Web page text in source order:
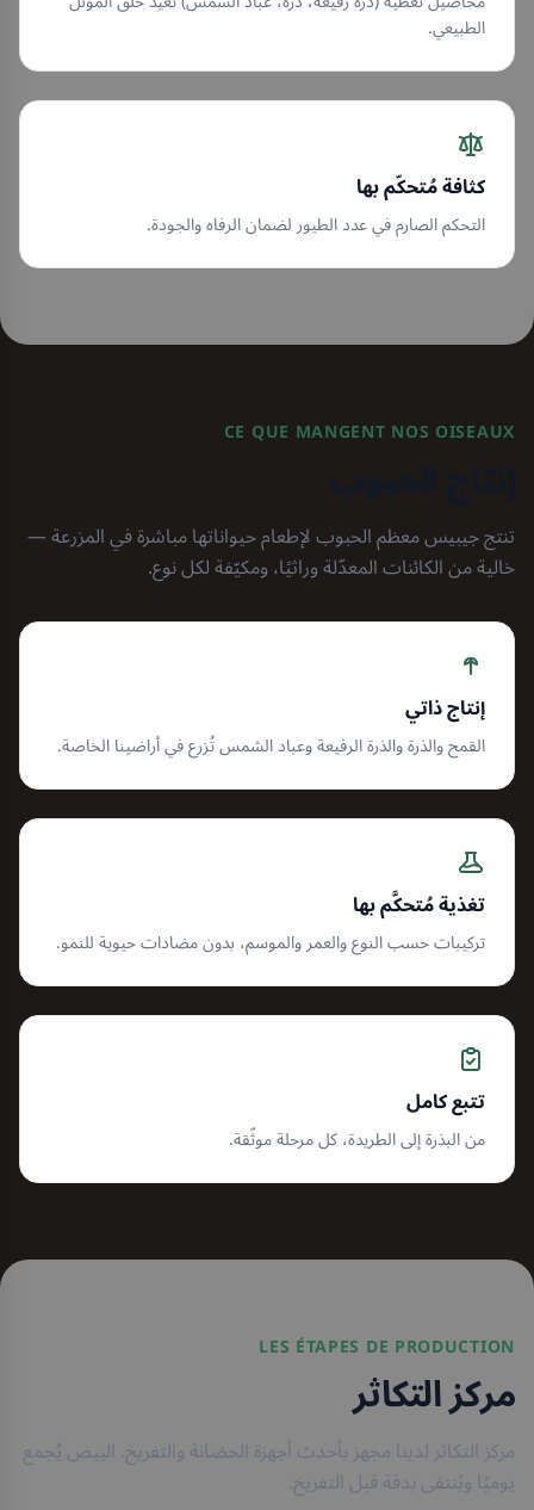
الطبيعي.
كثافة مُتحكّم بها
التحكم الصارم في عدد الطيور لضمان الرفاه والجودة.
CE QUE MANGENT NOS OISEAUX
تنتج جيبيس معظم الحبوب لإطعام حيواناتها مباشرة في المزرعة —
خالية من الكائنات المعدّلة وراثيًا، ومكيّفة لكل نوع.
إنتاج ذاتي
القمح والذرة والذرة الرفيعة وعباد الشمس تُزرع في أراضينا الخاصة.
تغذية مُتحكَّم بها
تركيبات حسب النوع والعمر والموسم، بدون مضادات حيوية للنمو.
تتبع كامل
من البذرة إلى الطريدة، كل مرحلة موثّقة.
LES ÉTAPES DE PRODUCTION
مركز التكاثر
مركز التكاثر لدينا مجهز بأحدث أجهزة الحضانة والتفريخ. البيض يُجمع
يوميًا ويُنتقى بدقة قبل التفريخ.